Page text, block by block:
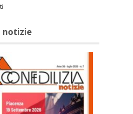
notizie